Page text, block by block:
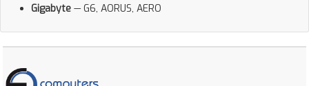
Gigabyte — G6, AORUS, AERO